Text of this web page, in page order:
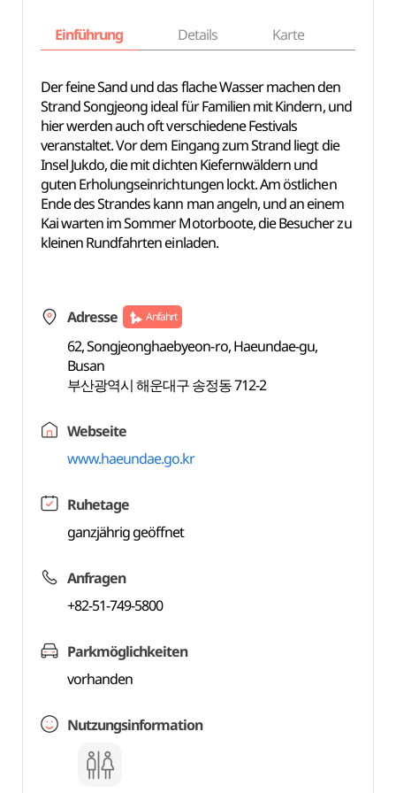
Einführung Details Karte
Der feine Sand und das flache Wasser machen den
Strand Songjeong ideal für Familien mit Kindern, und
hier werden auch oft verschiedene Festivals
veranstaltet. Vor dem Eingang zum Strand liegt die
Insel Jukdo, die mit dichten Kiefernwäldern und
guten Erholungseinrichtungen lockt. Am östlichen
Ende des Strandes kann man angeln, und an einem
Kai warten im Sommer Motorboote, die Besucher zu
kleinen Rundfahrten einladen.
Adresse Anfahrt
62, Songjeonghaebyeon-ro, Haeundae-gu,
Busan
부산광역시 해운대구 송정동 712-2
Webseite
www.haeundae.go.kr
Ruhetage
ganzjährig geöffnet
Anfragen
+82-51-749-5800
Parkmöglichkeiten
vorhanden
Nutzungsinformation